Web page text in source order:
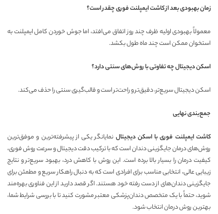
زمان بهبودی بعد از کاشت ایمپلنت فوری چقدر است؟
معمولاً بهبودی اولیه ظرف چند روز اتفاق می‌افتد، اما جوش خوردن کامل ایمپلنت به
استخوان ممکن است چند ماه طول بکشد.
اسکن دیجیتال چه تفاوتی با روش‌های سنتی دارد؟
اسکن دیجیتال سریع‌تر، دقیق‌تر و راحت‌تر است و قالب‌گیری سنتی را حذف می‌کند.
جمع‌بندی نهایی
کاشت ایمپلنت فوری با اسکن دیجیتال نمایانگر یکی از پیشرفته‌ترین و موفق‌ترین
روش‌های درمان جایگزینی دندان است که با ترکیب دقت دیجیتال و سرعت روش فوری،
کیفیت درمان را بسیار بالا برده است. این روش با کاهش درد، بهبود سریع‌تر و نتایج
زیبایی عالی، انتخابی مناسب برای افرادی است که به دنبال راهکار سریع و مطمئن برای
جایگزینی دندان‌های از دست رفته خود هستند. اگر قصد دارید از این فناوری بهره‌مند
شوید، حتماً با یک متخصص دندان‌پزشکی معتبر مشورت کنید تا با بررسی شرایط شما،
بهترین روش درمان انتخاب شود.